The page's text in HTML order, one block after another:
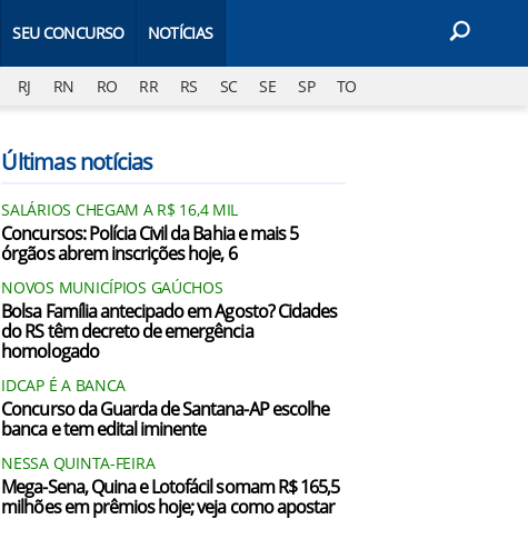
SEU CONCURSO NOTÍCIAS
RJ RN RO RR RS SC SE SP TO
Últimas notícias
SALÁRIOS CHEGAM A R$ 16,4 MIL
Concursos: Polícia Civil da Bahia e mais 5
órgãos abrem inscrições hoje, 6
NOVOS MUNICÍPIOS GAÚCHOS
Bolsa Família antecipado em Agosto? Cidades
do RS têm decreto de emergência
homologado
IDCAP É A BANCA
Concurso da Guarda de Santana-AP escolhe
banca e tem edital iminente
NESSA QUINTA-FEIRA
Mega-Sena, Quina e Lotofácil somam R$ 165,5
milhões em prêmios hoje; veja como apostar